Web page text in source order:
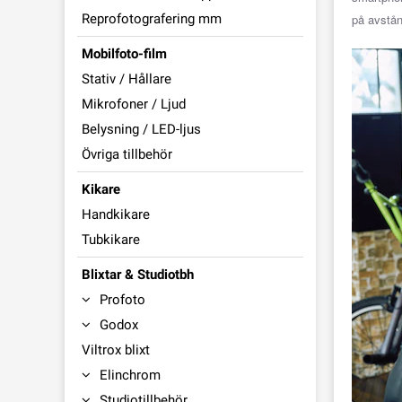
Reprofotografering mm
Mobilfoto-film
Stativ / Hållare
Mikrofoner / Ljud
Belysning / LED-ljus
Övriga tillbehör
Kikare
Handkikare
Tubkikare
Blixtar & Studiotbh
Profoto
Godox
Viltrox blixt
Elinchrom
på